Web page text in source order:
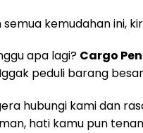
semua kemudahan ini,
apa lagi? Cargo
peduli barang
hubungi kami dan
hati kamu pun